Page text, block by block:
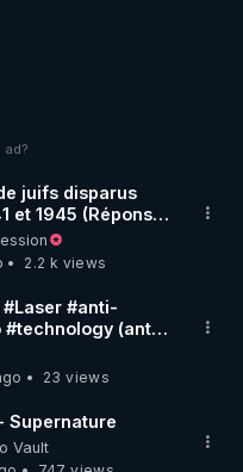
ad?
juifs disparus
et 1945 (Réponse
2.2 k views
#Laser #anti-
#technology (anti
Photon Matrix
23 views
Supernature
Vault